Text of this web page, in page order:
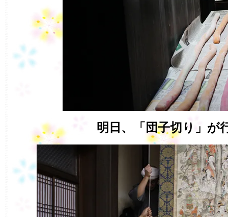
明日、「団子切り」が